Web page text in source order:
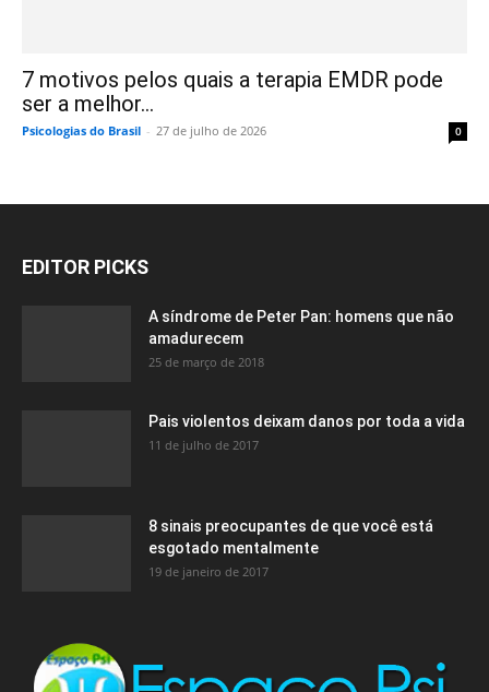
7 motivos pelos quais a terapia EMDR pode
ser a melhor...
Psicologias do Brasil - 27 de julho de 2026 0
EDITOR PICKS
A síndrome de Peter Pan: homens que não
amadurecem
25 de março de 2018
Pais violentos deixam danos por toda a vida
11 de julho de 2017
8 sinais preocupantes de que você está
esgotado mentalmente
19 de janeiro de 2017